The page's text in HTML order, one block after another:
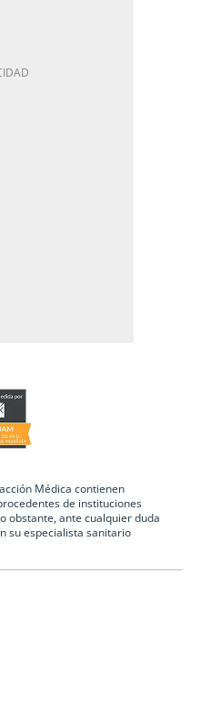
Médica contienen
de instituciones
obstante, ante cualquier duda
su especialista sanitario